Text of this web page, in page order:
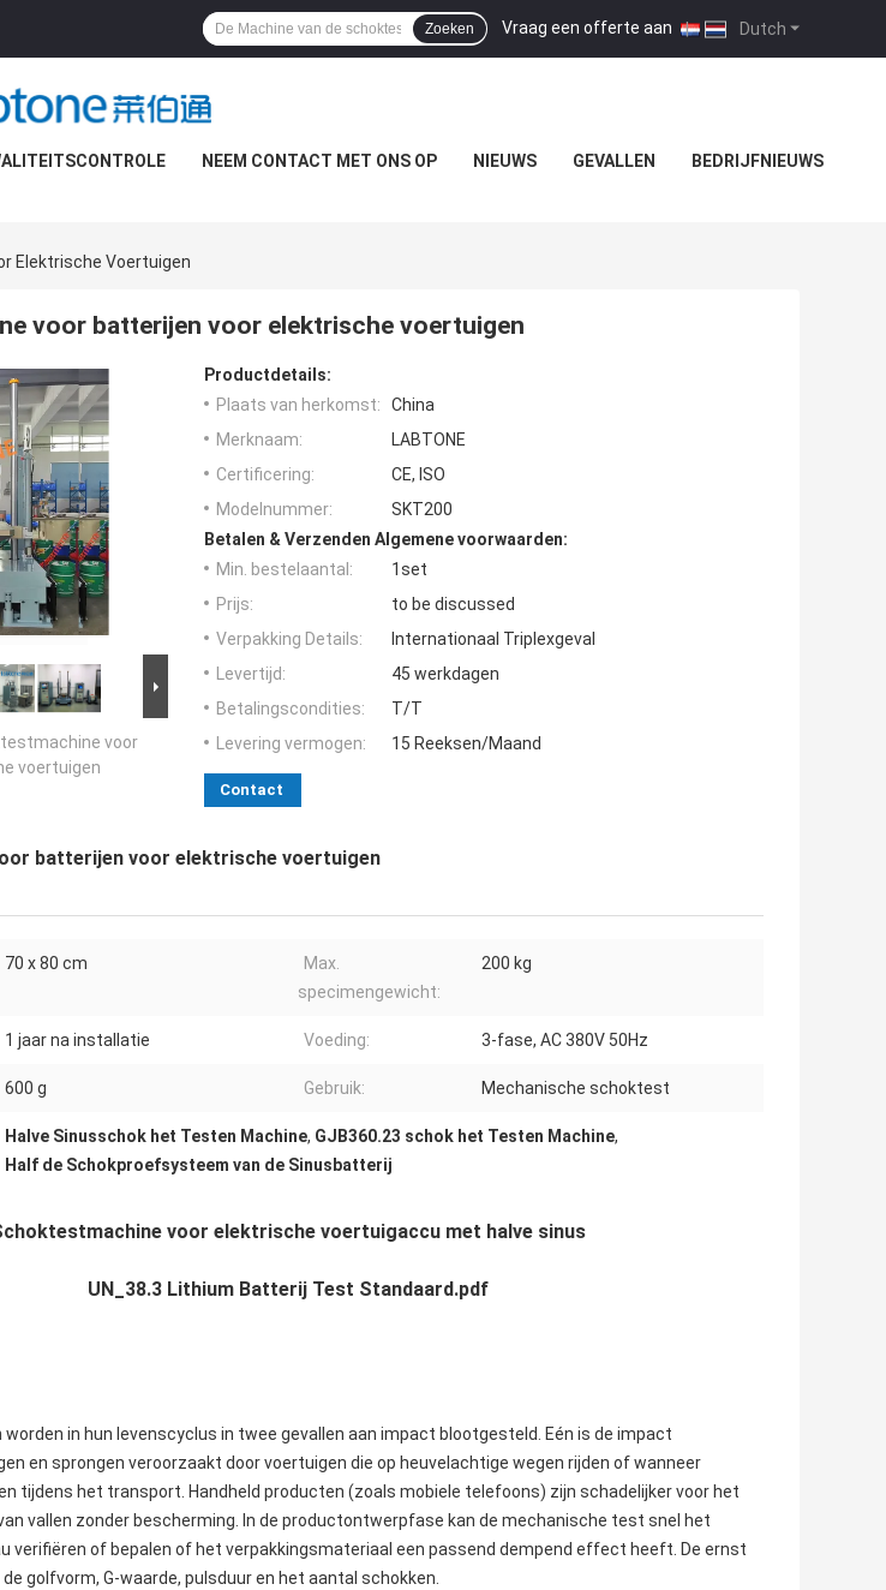
Dutch
Vraag een offerte aan |
Zoeken
NEEM CONTACT MET ONS OP NIEUWS GEVALLEN BEDRIJFNIEUWS
Elektrische Voertuigen
voor batterijen voor elektrische voertuigen
voor
voertuigen
Productdetails:
Plaats van herkomst:
China
Merknaam:
LABTONE
Certificering:
CE, ISO
Modelnummer:
SKT200
Betalen & Verzenden Algemene voorwaarden:
Min. bestelaantal:
1set
Prijs:
to be discussed
Verpakking Details:
Internationaal Triplexgeval
Levertijd:
45 werkdagen
Betalingscondities:
T/T
Levering vermogen:
15 Reeksen/Maand
Contact
batterijen voor elektrische voertuigen
70 x 80 cm
Max.
specimengewicht:
200 kg
1 jaar na installatie Voeding: 3-fase, AC 380V 50Hz
600 g Gebruik: Mechanische schoktest
Halve Sinusschok het Testen Machine, GJB360.23 schok het Testen Machine,
Half de Schokproefsysteem van de Sinusbatterij
voor elektrische voertuigaccu met halve sinus
UN_38.3 Lithium Batterij Test Standaard.pdf
in hun levenscyclus in twee gevallen aan impact blootgesteld. Eén is de impact
en sprongen veroorzaakt door voertuigen die op heuvelachtige wegen rijden of wanneer
tijdens het transport. Handheld producten (zoals mobiele telefoons) zijn schadelijker voor het
vallen zonder bescherming. In de productontwerpfase kan de mechanische test snel het
verifiëren of bepalen of het verpakkingsmateriaal een passend dempend effect heeft. De ernst
golfvorm, G-waarde, pulsduur en het aantal schokken.